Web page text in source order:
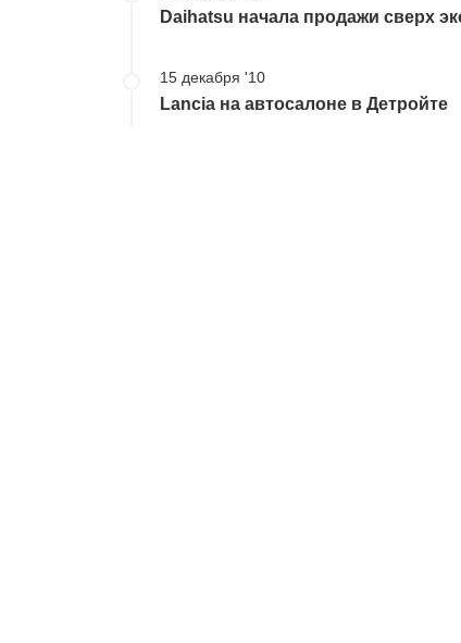
Daihatsu начала продажи сверх
15 декабря '10
Lancia на автосалоне в Детройте